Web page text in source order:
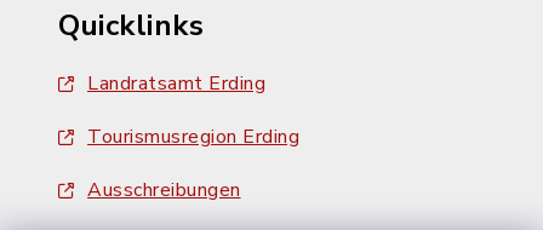
Quicklinks
Landratsamt Erding
Tourismusregion Erding
Ausschreibungen